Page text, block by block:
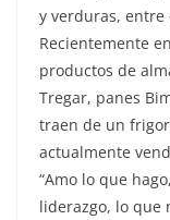
y verduras, entre
Recientemente
productos de
Tregar, panes
traen de un
actualmente
“Amo lo que
liderazgo, lo que